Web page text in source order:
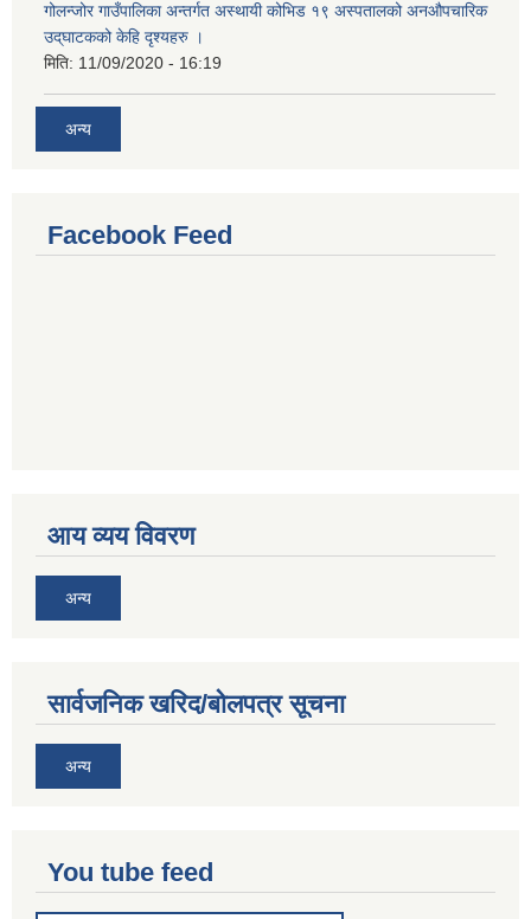
गोलन्जोर गाउँपालिका अन्तर्गत अस्थायी कोभिड १९ अस्पतालको अनऔपचारिक
उद्‌घाटकको केहि दृश्यहरु ।
मिति: 11/09/2020 - 16:19
अन्य
Facebook Feed
आय व्यय विवरण
अन्य
सार्वजनिक खरिद/बोलपत्र सूचना
अन्य
You tube feed